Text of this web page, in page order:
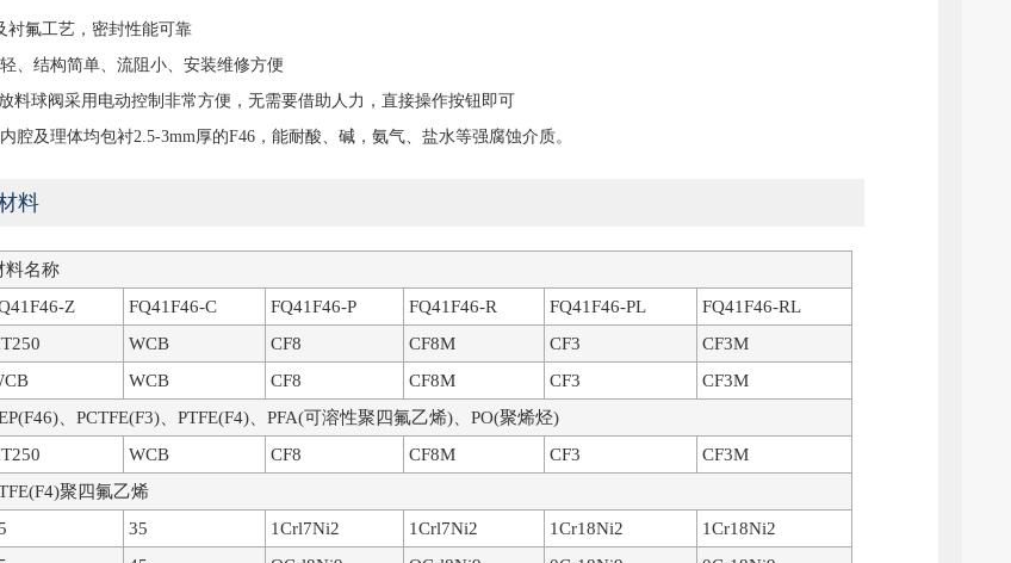
衬氟工艺，密封性能可靠
、结构简单、流阻小、安装维修方便
料球阀采用电动控制非常方便，无需要借助人力，直接操作按钮即可
腔及理体均包衬2.5-3mm厚的F46，能耐酸、碱，氨气、盐水等强腐蚀介质。
料
料名称
Z
FQ41F46-C FQ41F46-P FQ41F46-R FQ41F46-PL
FQ41F46-RL
WCB CF8 CF8M CF3
CF3M
WCB CF8 CF8M CF3
CF3M
、PCTFE(F3)、PTFE(F4)、PFA(可溶性聚四氟乙烯)、PO(聚烯烃)
WCB CF8 CF8M CF3
CF3M
聚四氟乙烯
35 1Crl7Ni2 1Crl7Ni2 1Cr18Ni2
1Cr18Ni2